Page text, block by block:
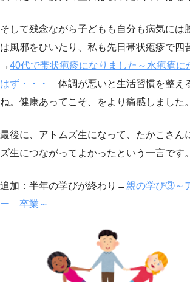
そして残念ながら子どもも自分も病気には
は風邪をひいたり、私も先日帯状疱疹で四
→40代で帯状疱疹になりました～水疱瘡に
はず・・・
体調が悪いと生活習慣を整え
ね。健康あってこそ、をより痛感しました。
最後に、アトムズ生になって、たかこさん
ズ生につながってよかったという一言です。
追加：半年の学びが終わり→ 親の学び③～
ー 卒業～